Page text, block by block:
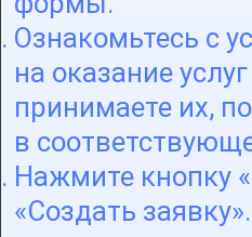
Ознакомьтесь с
на оказание
принимаете их,
в
Нажмите кнопку
«Создать заявку».